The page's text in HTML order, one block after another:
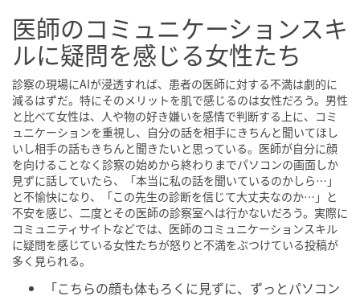
医師のコミュニケーションスキ
ルに疑問を感じる女性たち
診察の現場にAIが浸透すれば、患者の医師に対する不満は劇的に
減るはずだ。特にそのメリットを肌で感じるのは女性だろう。男性
と比べて女性は、人や物の好き嫌いを感情で判断する上に、コミ
ュニケーションを重視し、自分の話を相手にきちんと聞いてほし
いし相手の話もきちんと聞きたいと思っている。医師が自分に顔
を向けることなく診察の始めから終わりまでパソコンの画面しか
見ずに話していたら、「本当に私の話を聞いているのかしら…」
と不愉快になり、「この先生の診断を信じて大丈夫なのか…」と
不安を感じ、二度とその医師の診察室へは行かないだろう。実際に
コミュニティサイトなどでは、医師のコミュニケーションスキル
に疑問を感じている女性たちが怒りと不満をぶつけている投稿が
多く見られる。
「こちらの顔も体もろくに見ずに、ずっとパソコン